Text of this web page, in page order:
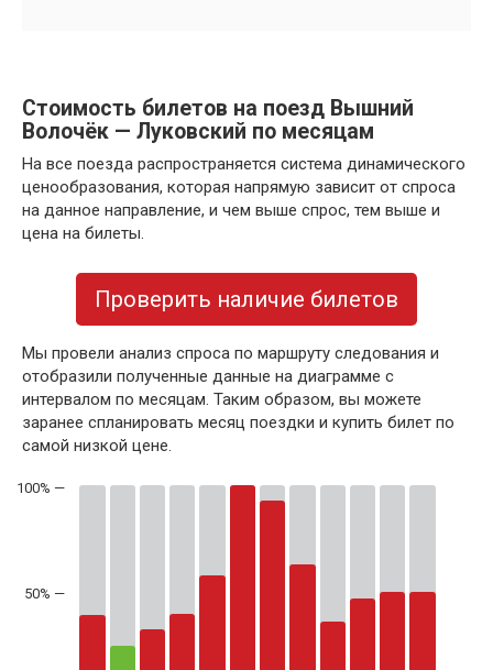
Стоимость билетов на поезд Вышний
Волочёк — Луковский по месяцам
На все поезда распространяется система динамического
ценообразования, которая напрямую зависит от спроса
на данное направление, и чем выше спрос, тем выше и
цена на билеты.
Проверить наличие билетов
Мы провели анализ спроса по маршруту следования и
отобразили полученные данные на диаграмме с
интервалом по месяцам. Таким образом, вы можете
заранее спланировать месяц поездки и купить билет по
самой низкой цене.
50% —